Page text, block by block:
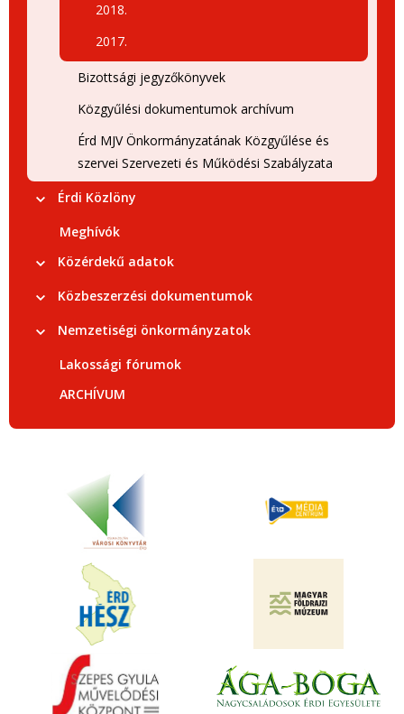
2018.
2017.
Bizottsági jegyzőkönyvek
Közgyűlési dokumentumok archívum
Érd MJV Önkormányzatának Közgyűlése és
szervei Szervezeti és Működési Szabályzata
Érdi Közlöny
Meghívók
Közérdekű adatok
Közbeszerzési dokumentumok
Nemzetiségi önkormányzatok
Lakossági fórumok
ARCHÍVUM